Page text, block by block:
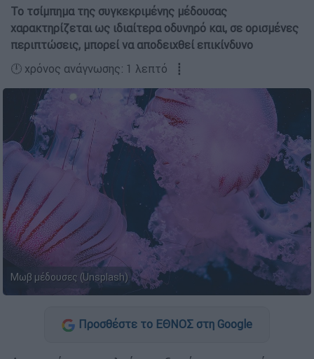
Το τσίμπημα της συγκεκριμένης μέδουσας
χαρακτηρίζεται ως ιδιαίτερα οδυνηρό και, σε ορισμένες
περιπτώσεις, μπορεί να αποδειχθεί επικίνδυνο
🕛 χρόνος ανάγνωσης: 1 λεπτό ┋
Μωβ μέδουσες (Unsplash)
Προσθέστε το ΕΘΝΟΣ στη Google